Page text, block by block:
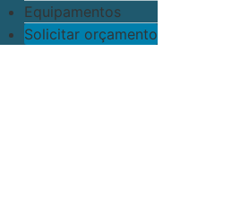
Equipamentos
Solicitar orçamento